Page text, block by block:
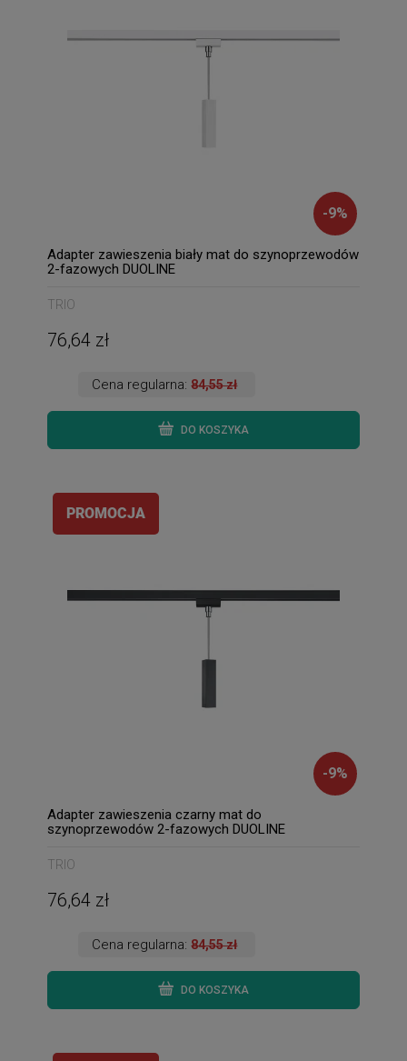
-9%
Adapter zawieszenia biały mat do szynoprzewodów
2-fazowych DUOLINE
TRIO
76,64 zł
Cena regularna:84,55 zł
DO KOSZYKA
-9%
Adapter zawieszenia czarny mat do
szynoprzewodów 2-fazowych DUOLINE
TRIO
76,64 zł
Cena regularna:84,55 zł
DO KOSZYKA
PROMOCJA